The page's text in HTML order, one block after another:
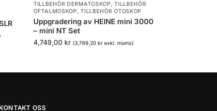
TILLBEHÖR DERMATOSKOP,TILLBEHÖR
OFTALMOSKOP,TILLBEHÖR OTOSKOP
Uppgradering av HEINE mini 3000
– mini NT Set
4,749,00 kr (3,799,20 kr exkl. moms)
KONTAKT OSS